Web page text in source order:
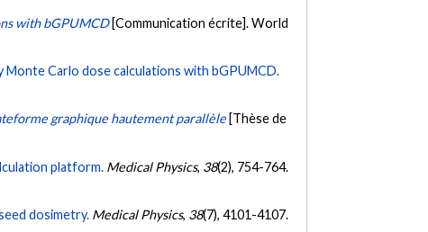
with bGPUMCD [Communication écrite]. World
Carlo dose calculations with bGPUMCD.
graphique hautement parallèle [Thèse de
platform. Medical Physics, 38(2), 754-764.
dosimetry. Medical Physics, 38(7), 4101-4107.